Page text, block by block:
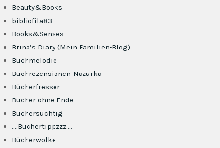
Beauty&Books
bibliofila83
Books&Senses
Brina’s Diary (Mein Familien-Blog)
Buchmelodie
Buchrezensionen-Nazurka
Bücherfresser
Bücher ohne Ende
Büchersüchtig
….Büchertippzzz….
Bücherwolke